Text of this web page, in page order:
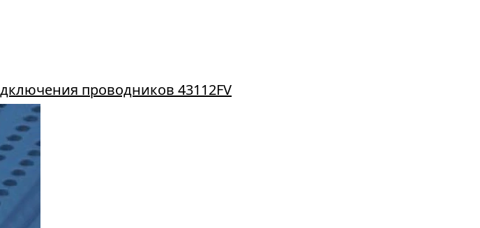
проводников 43112FV